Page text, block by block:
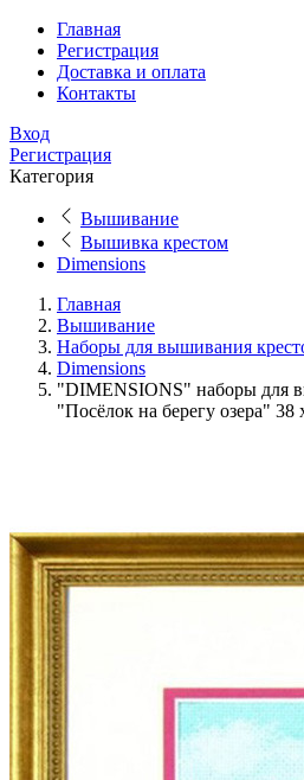
Главная
Регистрация
Доставка и оплата
Контакты
Вход
Регистрация
Категория
Вышивание
Вышивка крестом
Dimensions
Главная
Вышивание
Наборы для вышивания
Dimensions
"DIMENSIONS" наборы для
"Посёлок на берегу озера" 38